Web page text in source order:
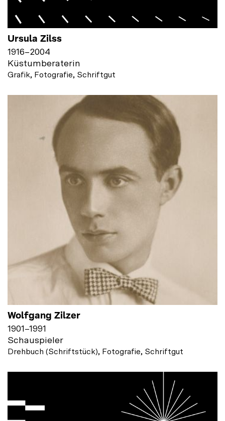
Ursula Zilss
1916–2004
Küstumberaterin
Grafik, Fotografie, Schriftgut
Wolfgang Zilzer
1901 –1991
Schauspieler
Drehbuch (Schriftstück), Fotografie, Schriftgut